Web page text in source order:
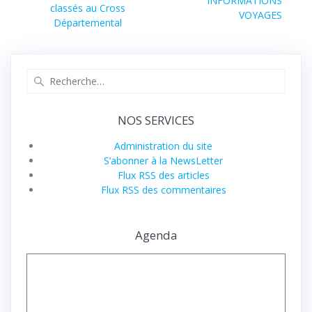
l’article
précédent :
classés au Cross
Départemental
suivant :VOYAGES
NOS SERVICES
Administration du site
S’abonner à la NewsLetter
Flux RSS des articles
Flux RSS des commentaires
Agenda